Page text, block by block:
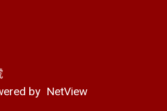
by NetView